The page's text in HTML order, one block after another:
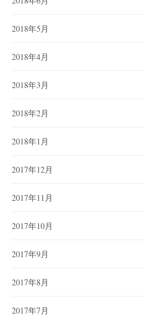
2018年5月
2018年4月
2018年3月
2018年2月
2018年1月
2017年12月
2017年11月
2017年10月
2017年9月
2017年8月
2017年7月